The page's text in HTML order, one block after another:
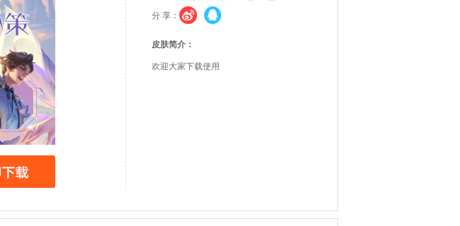
分 享：
皮肤简介：
欢迎大家下载使用